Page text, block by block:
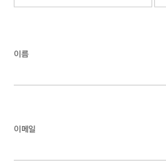
이름
이메일